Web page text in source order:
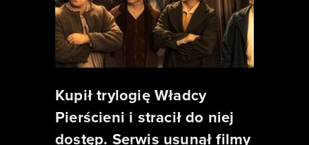
Kupił trylogię Władcy
Pierścieni i stracił do niej
dostęp. Serwis usunął filmy